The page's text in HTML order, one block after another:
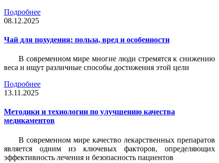
Подробнее
08.12.2025
Чай для похудения: польза, вред и особенности
В современном мире многие люди стремятся к снижению
веса и ищут различные способы достижения этой цели
Подробнее
13.11.2025
Методики и технологии по улучшению качества
медикаментов
В современном мире качество лекарственных препаратов
является одним из ключевых факторов, определяющих
эффективность лечения и безопасность пациентов